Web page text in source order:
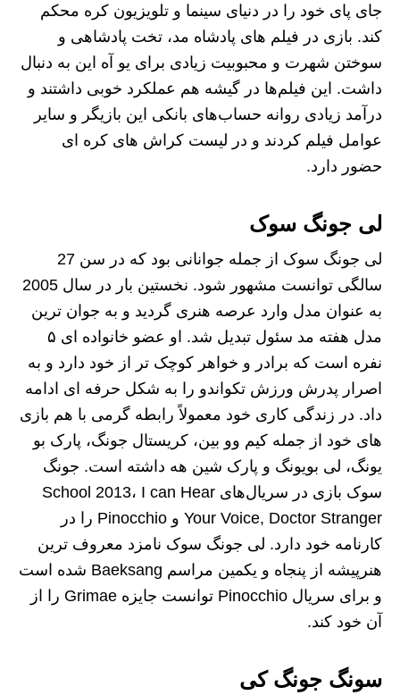
جای پای خود را در دنیای سینما و تلویزیون کره محکم
کند. بازی در فیلم‌ های پادشاه مد، تخت پادشاهی و
سوختن شهرت و محبوبیت‌ زیادی برای یو آه این به دنبال
داشت. این فیلم‌ها در گیشه هم عملکرد خوبی داشتند و
درآمد زیادی روانه حساب‌های بانکی این بازیگر و سایر
عوامل فیلم کردند و در لیست کراش های کره ای
حضور دارد.
لی جونگ سوک
لی جونگ سوک از جمله جوانانی بود که در سن 27
سالگی توانست مشهور شود. نخستین بار در سال 2005
به عنوان مدل وارد عرصه هنری گردید و به جوان‌ ترین
مدل هفته مد سئول تبدیل شد. او عضو خانواده ای ۵
نفره است که برادر و خواهر کوچک‌ تر از خود دارد و به
اصرار پدرش ورزش تکواندو را به شکل حرفه‌ ای ادامه
داد. در زندگی کاری خود معمولاً رابطه گرمی با هم بازی‌
های خود از جمله کیم وو بین، کریستال جونگ، پارک بو
یونگ، لی بویونگ و پارک شین هه داشته‌ است. جونگ
سوک بازی در سریال‌های School 2013، I can Hear
Your Voice, Doctor Stranger و Pinocchio را در
کارنامه خود دارد. لی جونگ سوک نامزد معروف‌ ترین
هنرپیشه از پنجاه و یکمین مراسم Baeksang شده است
و برای سریال Pinocchio توانست جایزه Grimae را از
آن خود کند.
سونگ جونگ کی